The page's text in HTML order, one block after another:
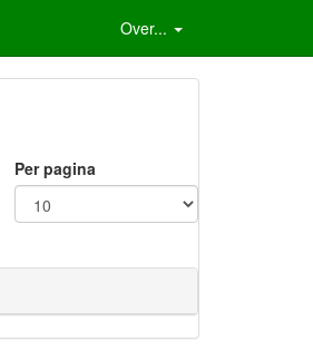
Over...
Per pagina